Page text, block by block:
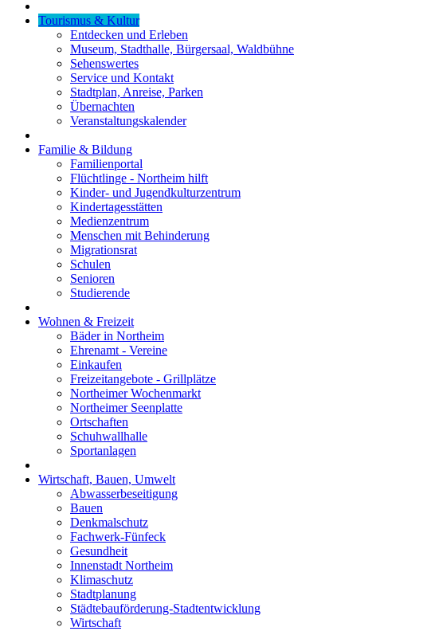
Tourismus & Kultur
Entdecken und Erleben
Museum, Stadthalle, Bürgersaal, Waldbühne
Sehenswertes
Service und Kontakt
Stadtplan, Anreise, Parken
Übernachten
Veranstaltungskalender
Familie & Bildung
Familienportal
Flüchtlinge - Northeim hilft
Kinder- und Jugendkulturzentrum
Kindertagesstätten
Medienzentrum
Menschen mit Behinderung
Migrationsrat
Schulen
Senioren
Studierende
Wohnen & Freizeit
Bäder in Northeim
Ehrenamt - Vereine
Einkaufen
Freizeitangebote - Grillplätze
Northeimer Wochenmarkt
Northeimer Seenplatte
Ortschaften
Schuhwallhalle
Sportanlagen
Wirtschaft, Bauen, Umwelt
Abwasserbeseitigung
Bauen
Denkmalschutz
Fachwerk-Fünfeck
Gesundheit
Innenstadt Northeim
Klimaschutz
Stadtplanung
Städtebauförderung-Stadtentwicklung
Wirtschaft